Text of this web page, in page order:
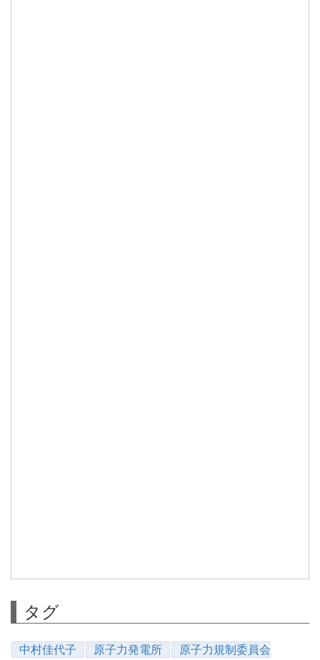
タグ
中村佳代子 原子力発電所
原子力規制委員会